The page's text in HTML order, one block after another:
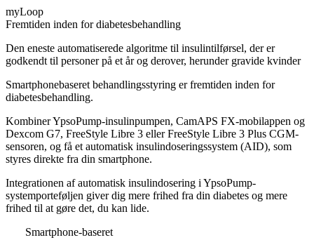
myLoop
Fremtiden inden for diabetesbehandling
Den eneste automatiserede algoritme til insulintilførsel, der er
godkendt til personer på et år og derover, herunder gravide kvinder
Smartphonebaseret behandlingsstyring er fremtiden inden for
diabetesbehandling.
Kombiner YpsoPump-insulinpumpen, CamAPS FX-mobilappen og
Dexcom G7, FreeStyle Libre 3 eller FreeStyle Libre 3 Plus CGM-
sensoren, og få et automatisk insulindoseringssystem (AID), som
styres direkte fra din smartphone.
Integrationen af automatisk insulindosering i YpsoPump-
systemporteføljen giver dig mere frihed fra din diabetes og mere
frihed til at gøre det, du kan lide.
Smartphone-baseret